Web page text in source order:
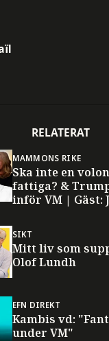
RELATERAT
MAMMONS RIKE
Ska inte en
fattiga? &
inför VM | Gäst:
SIKT
Mitt liv som
Olof Lundh
EFN DIREKT
Kambis vd:
under VM"